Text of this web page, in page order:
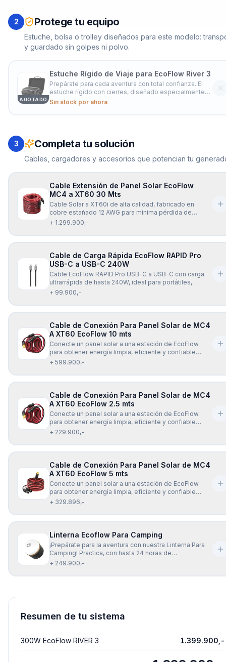
2 Protege tu equipo
Estuche, bolsa o trolley diseñados para este modelo:
y guardado sin golpes ni polvo.
AGOTADO
Estuche Rígido de Viaje para EcoFlow River 3
Prepárate para cada aventura con total confianza. El
estuche rígido con cierres, diseñado especialmente
para la estación EcoFlow River 3, ofrece una
combinación ideal de protección, durabilidad y
Sin stock por ahora
3 Completa tu solución
Cables, cargadores y accesorios que potencian tu
Cable Extensión de Panel Solar EcoFlow
MC4 a XT60 30 Mts
Cable Solar a XT60i de alta calidad, fabricado en
cobre estañado 12 AWG para mínima pérdida de
energía y transmisión estable. Soporta hasta 600 V, es
ofrece una conexión segura y confiable para paneles
+ 1.299.900,-
Cable de Carga Rápida EcoFlow RAPID Pro
USB-C a USB-C 240W
Cable EcoFlow RAPID Pro USB-C a USB-C con carga
ultrarrápida de hasta 240W, ideal para portátiles,
celulares, tablets y más. Diseño resistente, flexible y
Incluye chip inteligente E-Mark para una carga segura
+ 99.900,-
Cable de Conexión Para Panel Solar de MC4
A XT60 EcoFlow 10 mts
Conecte un panel solar a una estación de EcoFlow
para obtener energía limpia, eficiente y confiable
dondequiera que vaya, con el cable de carga Solar
Solar a XT60 (10 mts) es universalmente compatible
+ 599.900,-
Cable de Conexión Para Panel Solar de MC4
A XT60 EcoFlow 2.5 mts
Conecte un panel solar a una estación de EcoFlow
para obtener energía limpia, eficiente y confiable
dondequiera que vaya, con el cable de carga Solar
Solar a XT60 (2.5 mts) es universalmente compatible
+ 229.900,-
Cable de Conexión Para Panel Solar de MC4
A XT60 EcoFlow 5 mts
Conecte un panel solar a una estación de EcoFlow
para obtener energía limpia, eficiente y confiable
dondequiera que vaya, con el cable de carga Solar
a XT60 (5 mts) es universalmente compatible con
+ 329.896,-
Linterna Ecoflow Para Camping
¡Prepárate para la aventura con nuestra Linterna Para
Camping! Practica, con hasta 24 horas de
funcionamiento*, y carga usb para que nunca te
permite tener las manos libres para disfrutar de la
+ 249.900,-
Resumen de tu sistema
300W EcoFlow RIVER 3 1.399.900,-